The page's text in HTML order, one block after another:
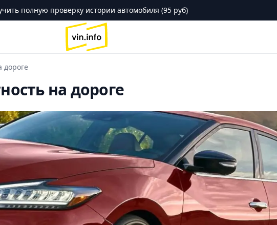
полную проверку истории автомобиля (95 руб)
logo
дороге
на дороге